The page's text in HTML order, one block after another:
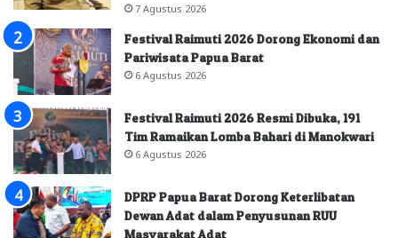
7 Agustus 2026
Festival Raimuti 2026 Dorong Ekonomi dan
Pariwisata Papua Barat
6 Agustus 2026
Festival Raimuti 2026 Resmi Dibuka, 191
Tim Ramaikan Lomba Bahari di Manokwari
6 Agustus 2026
DPRP Papua Barat Dorong Keterlibatan
Dewan Adat dalam Penyusunan RUU
Masyarakat Adat